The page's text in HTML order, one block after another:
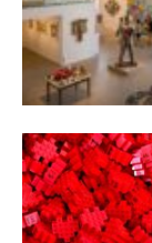
Adresse email*
Prénom
Adresse email*